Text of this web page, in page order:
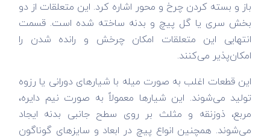
باز و بسته کردن چرخ و محور اشاره کرد. این متعلقات از دو
بخش سری یا گل پیچ و بدنه ساخته شده است. قسمت
انتهایی این متعلقات امکان چرخش و رانده شدن را
امکان‌پذیر می‌کنند.
این قطعات اغلب به صورت میله با شیار‌های دورانی یا رزوه
تولید می‌شوند. این شیار‌ها معمولاً به صورت نیم دایره،
مربع، ذوزنقه و مثلث بر روی سطح جانبی بدنه ایجاد
می‌شوند. همچنین انواع پیچ در ابعاد و سایزهای گوناگون